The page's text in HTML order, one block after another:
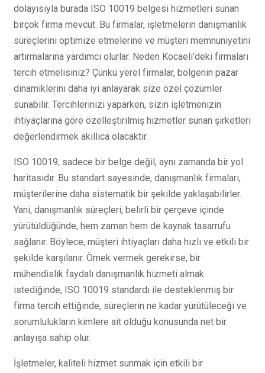
dolayısıyla burada ISO 10019 belgesi hizmetleri sunan
birçok firma mevcut. Bu firmalar, işletmelerin danışmanlık
süreçlerini optimize etmelerine ve müşteri memnuniyetini
artırmalarına yardımcı olurlar. Neden Kocaeli’deki firmaları
tercih etmelisiniz? Çünkü yerel firmalar, bölgenin pazar
dinamiklerini daha iyi anlayarak size özel çözümler
sunabilir. Tercihlerinizi yaparken, sizin işletmenizin
ihtiyaçlarına göre özelleştirilmiş hizmetler sunan şirketleri
değerlendirmek akıllıca olacaktır.
ISO 10019, sadece bir belge değil, aynı zamanda bir yol
haritasıdır. Bu standart sayesinde, danışmanlık firmaları,
müşterilerine daha sistematik bir şekilde yaklaşabilirler.
Yani, danışmanlık süreçleri, belirli bir çerçeve içinde
yürütüldüğünde, hem zaman hem de kaynak tasarrufu
sağlanır. Böylece, müşteri ihtiyaçları daha hızlı ve etkili bir
şekilde karşılanır. Örnek vermek gerekirse, bir
mühendislik faydalı danışmanlık hizmeti almak
istediğinde, ISO 10019 standardı ile desteklenmiş bir
firma tercih ettiğinde, süreçlerin ne kadar yürütüleceği ve
sorumlulukların kimlere ait olduğu konusunda net bir
anlayışa sahip olur.
İşletmeler, kaliteli hizmet sunmak için etkili bir